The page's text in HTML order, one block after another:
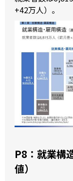
+42万人）。
P8：就業構
値）